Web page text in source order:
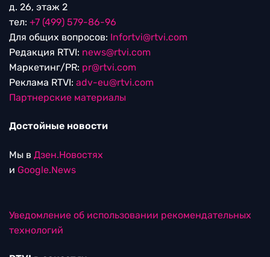
д. 26, этаж 2
тел: +7 (499) 579-86-96
Для общих вопросов: Infortvi@rtvi.com
Редакция RTVI: news@rtvi.com
Маркетинг/PR: pr@rtvi.com
Реклама RTVI: adv-eu@rtvi.com
Партнерские материалы
Достойные новости
Мы в Дзен.Новостях
и Google.News
Уведомление об использовании рекомендательных
технологий